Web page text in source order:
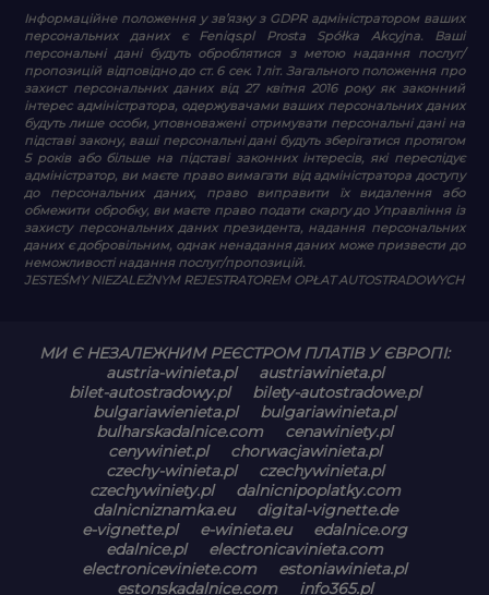
Інформаційне положення у зв’язку з GDPR адміністратором ваших
персональних даних є Feniqs.pl Prosta Spółka Akcyjna. Ваші
персональні дані будуть оброблятися з метою надання послуг/
пропозицій відповідно до ст. 6 сек. 1 літ. Загального положення про
захист персональних даних від 27 квітня 2016 року як законний
інтерес адміністратора, одержувачами ваших персональних даних
будуть лише особи, уповноважені отримувати персональні дані на
підставі закону, ваші персональні дані будуть зберігатися протягом
5 років або більше на підставі законних інтересів, які переслідує
адміністратор, ви маєте право вимагати від адміністратора доступу
до персональних даних, право виправити їх видалення або
обмежити обробку, ви маєте право подати скаргу до Управління із
захисту персональних даних президента, надання персональних
даних є добровільним, однак ненадання даних може призвести до
неможливості надання послуг/пропозицій.
JESTEŚMY NIEZALEŻNYM REJESTRATOREM OPŁAT AUTOSTRADOWYCH
МИ Є НЕЗАЛЕЖНИМ РЕЄСТРОМ ПЛАТІВ У ЄВРОПІ:
austria-winieta.pl
austriawinieta.pl
bilet-autostradowy.pl
bilety-autostradowe.pl
bulgariawienieta.pl
bulgariawinieta.pl
bulharskadalnice.com
cenawiniety.pl
cenywiniet.pl
chorwacjawinieta.pl
czechy-winieta.pl
czechywinieta.pl
czechywiniety.pl
dalnicnipoplatky.com
dalnicniznamka.eu
digital-vignette.de
e-vignette.pl
e-winieta.eu
edalnice.org
edalnice.pl
electronicavinieta.com
electroniceviniete.com
estoniawinieta.pl
estonskadalnice.com
info365.pl